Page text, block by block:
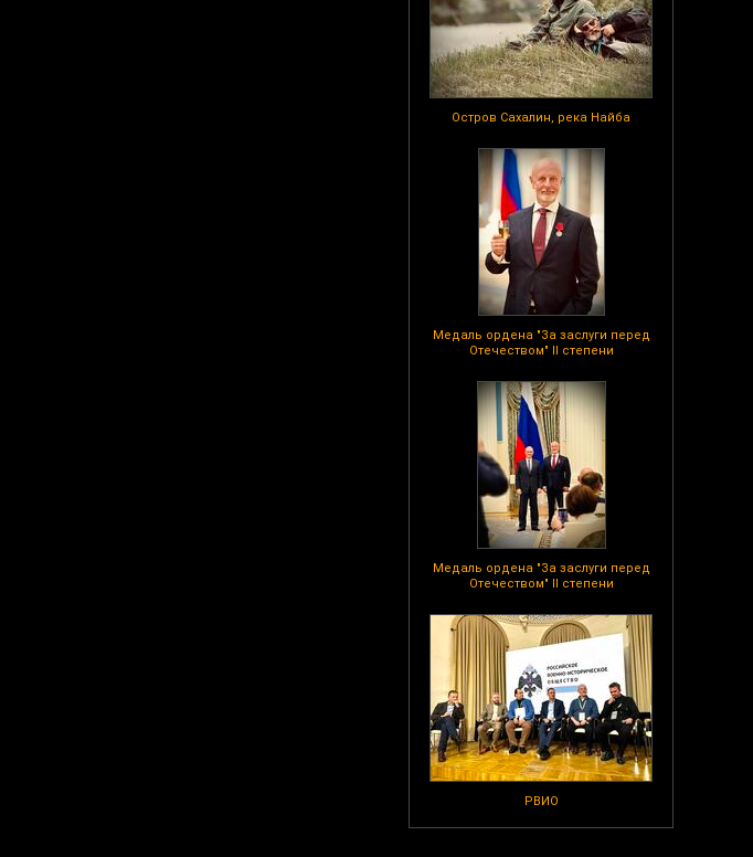
Остров Сахалин, река Найба
Медаль ордена "За заслуги перед
Отечеством" II степени
Медаль ордена "За заслуги перед
Отечеством" II степени
РВИО